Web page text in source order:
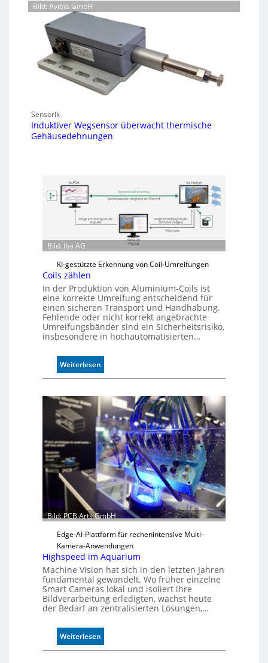
Bild: Avibia GmbH
Sensorik
Induktiver Wegsensor überwacht thermische
Gehäusedehnungen
Bild: Iba AG
KI-gestützte Erkennung von Coil-Umreifungen
Coils zählen
In der Produktion von Aluminium-Coils ist
eine korrekte Umreifung entscheidend für
einen sicheren Transport und Handhabung.
Fehlende oder nicht korrekt angebrachte
Umreifungsbänder sind ein Sicherheitsrisiko,
insbesondere in hochautomatisierten…
Weiterlesen
C
i
l
s
z
ä
h
l
e
n
Bild: PCB Arts GmbH
Edge-AI-Plattform für rechenintensive Multi-
Kamera-Anwendungen
Highspeed im Aquarium
Machine Vision hat sich in den letzten Jahren
fundamental gewandelt. Wo früher einzelne
Smart Cameras lokal und isoliert ihre
Bildverarbeitung erledigten, wächst heute
der Bedarf an zentralisierten Lösungen,…
Weiterlesen
H